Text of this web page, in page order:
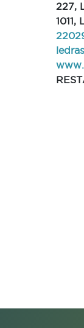
227,
1011,